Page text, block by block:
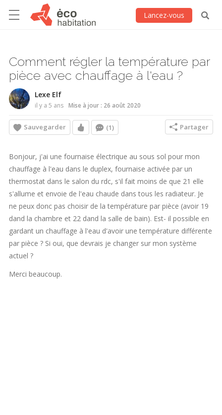
Lancez-vous
Comment régler la température par
pièce avec chauffage à l'eau ?
Lexe Elf
il y a 5 ans Mise à jour : 26 août 2020
Sauvegarder (1) Partager
Bonjour, j'ai une fournaise électrique au sous sol pour mon
chauffage à l'eau dans le duplex, fournaise activée par un
thermostat dans le salon du rdc, s'il fait moins de que 21 elle
s'allume et envoie de l'eau chaude dans tous les radiateur. Je
ne peux donc pas choisir de la température par pièce (avoir 19
dand la chambre et 22 dand la salle de bain). Est- il possible en
gardant un chauffage à l'eau d'avoir une température différente
par pièce ? Si oui, que devrais je changer sur mon système
actuel ?
Merci beaucoup.